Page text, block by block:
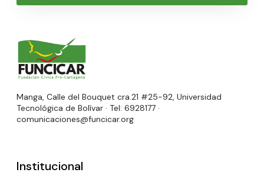
Manga, Calle del Bouquet cra.21 #25-92, Universidad
Tecnológica de Bolívar · Tel: 6928177 ·
comunicaciones@funcicar.org
Institucional